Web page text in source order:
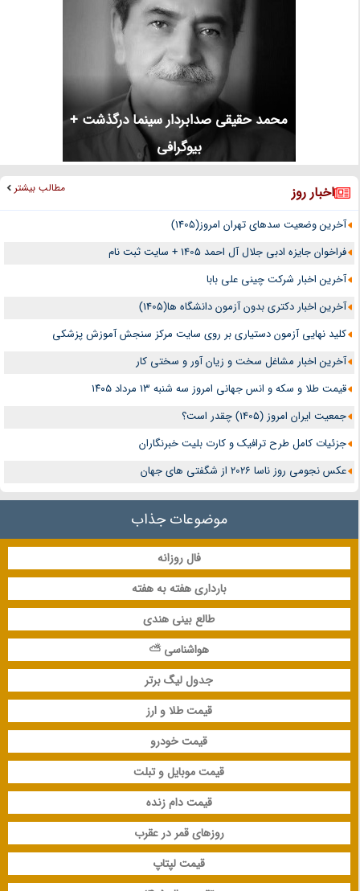
محمد حقیقی صدابردار سینما درگذشت +
بیوگرافی
اخبار روز مطالب بیشتر
آخرین وضعیت سدهای تهران امروز(1405)
فراخوان جایزه ادبی جلال آل احمد 1405 + سایت ثبت نام
آخرین اخبار شرکت چینی علی بابا
آخرین اخبار دکتری بدون آزمون دانشگاه ها(1405)
کلید نهایی آزمون دستیاری بر روی سایت مرکز سنجش آموزش پزشکی
آخرین اخبار مشاغل سخت و زیان آور و سختی کار
قیمت طلا و سکه و انس جهانی امروز سه شنبه ۱۳ مرداد ۱۴۰۵
جمعیت ایران امروز (1405) چقدر است؟
جزئیات کامل طرح ترافیک و کارت بلیت خبرنگاران
عکس نجومی روز ناسا 2026 از شگفتی های جهان
موضوعات جذاب
فال روزانه
بارداری هفته به هفته
طالع بینی هندی
هواشناسی ⛅
جدول لیگ برتر
قیمت طلا و ارز
قیمت خودرو
قیمت موبایل و تبلت
قیمت دام زنده
روزهای قمر در عقرب
قیمت لپتاپ